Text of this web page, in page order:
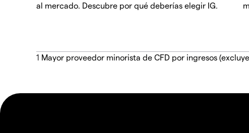
al mercado. Descubre por qué deberías elegir IG.
1 Mayor proveedor minorista de CFD por ingresos